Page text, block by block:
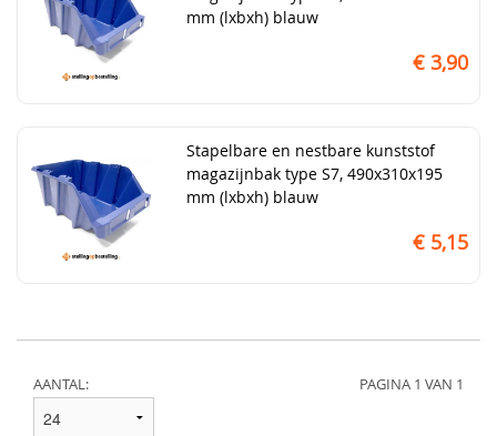
mm (lxbxh) blauw
€ 3,90
Stapelbare en nestbare kunststof
magazijnbak type S7, 490x310x195
mm (lxbxh) blauw
€ 5,15
AANTAL: PAGINA 1 VAN 1